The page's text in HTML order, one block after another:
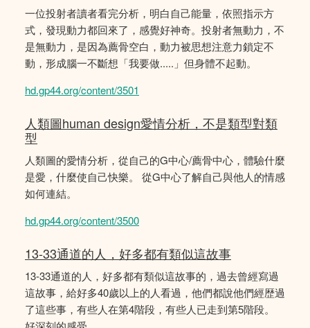
一位投射者讀者看完分析，明白自己能量，依照指示方
式，發現動力都回來了，感覺好神奇。投射者無動力，不
是無動力，是因為薦骨空白，動力被思想注意力鎖定不
動，形成腦一不斷想「我要做.....」但身體不起動。
hd.gp44.org/content/3501
人類圖human design愛情分析，不是類型對類
型
人類圖的愛情分析，從自己的G中心/薦骨中心，體驗什麼
是愛，什麼使自己快樂。 從G中心了解自己與他人的情感
如何連結。
hd.gp44.org/content/3500
13-33通道的人，好多都有類似這故事
13-33通道的人，好多都有類似這故事的，過去曾經寫過
這故事，給好多40歲以上的人看過，他們都說他們經歴過
了這些事，有些人在第4階段，有些人已走到第5階段。